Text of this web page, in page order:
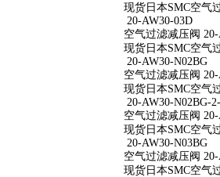
现货日本SMC空气
20-AW30-03D
空气过滤减压阀
现货日本SMC空气
20-AW30-N02BG
空气过滤减压阀
现货日本SMC空气
20-AW30-N02BG-
空气过滤减压阀
现货日本SMC空气
20-AW30-N03BG
空气过滤减压阀
现货日本SMC空气